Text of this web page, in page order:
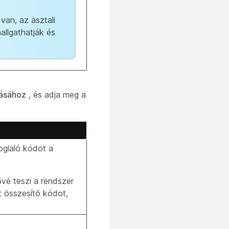
az asztali
és
, és adja meg a
kódot a
teszi a rendszer
összesítő kódot,